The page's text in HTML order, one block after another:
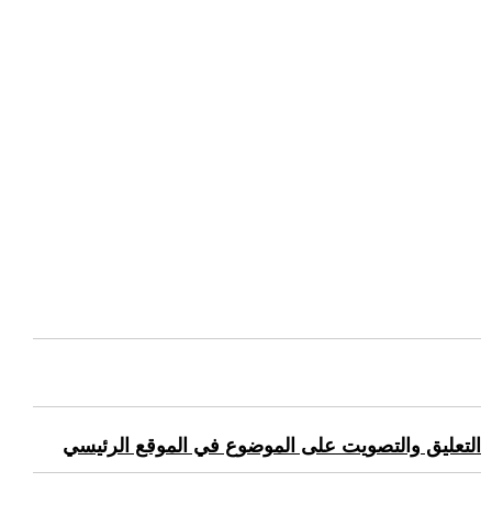
التعليق والتصويت على الموضوع في الموقع الرئيسي